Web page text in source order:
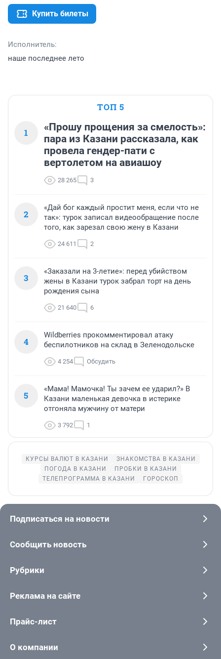
Купить билеты
Исполнитель:
наше последнее лето
ТОП 5
1
«Прошу прощения за смелость»:
пара из Казани рассказала, как
провела гендер-пати с
вертолетом на авиашоу
28 265 3
2
«Дай бог каждый простит меня, если что не
так»: турок записал видеообращение после
того, как зарезал свою жену в Казани
24 611 2
3
«Заказали на 3-летие»: перед убийством
жены в Казани турок забрал торт на день
рождения сына
21 640 6
4
Wildberries прокомментировал атаку
беспилотников на склад в Зеленодольске
4 254 Обсудить
5
«Мама! Мамочка! Ты зачем ее ударил?» В
Казани маленькая девочка в истерике
отгоняла мужчину от матери
3 792 1
КУРСЫ ВАЛЮТ В КАЗАНИ
ЗНАКОМСТВА В КАЗАНИ
ПОГОДА В КАЗАНИ
ПРОБКИ В КАЗАНИ
ТЕЛЕПРОГРАММА В КАЗАНИ
ГОРОСКОП
Подписаться на новости
Сообщить новость
Рубрики
Реклама на сайте
Прайс-лист
О компании